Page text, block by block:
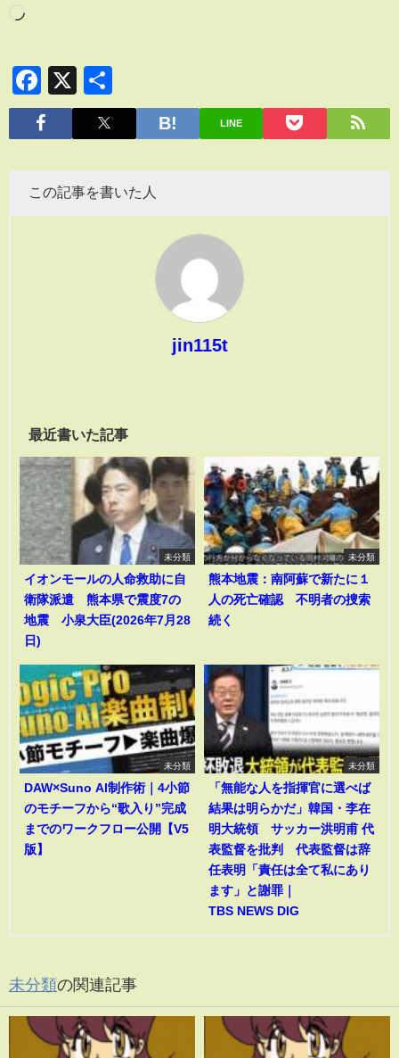
Facebook
X
有
LINE
この記事を書いた人
jin115t
最近書いた記事
未分類
イオンモールの人命救助に自
衛隊派遣 熊本県で震度7の
地震 小泉大臣(2026年7月28
日)
未分類
熊本地震：南阿蘇で新たに１
人の死亡確認 不明者の捜索
続く
未分類
DAW×Suno AI制作術｜4小節
のモチーフから“歌入り”完成
までのワークフロー公開【V5
版】
未分類
「無能な人を指揮官に選べば
結果は明らかだ」韓国・李在
明大統領 サッカー洪明甫 代
表監督を批判 代表監督は辞
任表明「責任は全て私にあり
ます」と謝罪｜
TBS NEWS DIG
未分類の関連記事